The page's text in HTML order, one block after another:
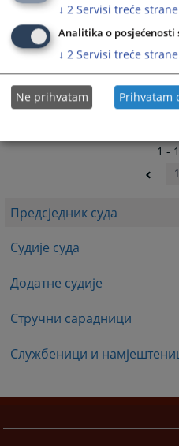
Предсједник суда
Судије суда
Додатне судије
Стручни сарадници
Службеници и
1 -
1
↓ 2 Servisi treće strane
Analitika o posjećenosti
↓ 2 Servisi treće strane
Ne prihvatam Prihvatam